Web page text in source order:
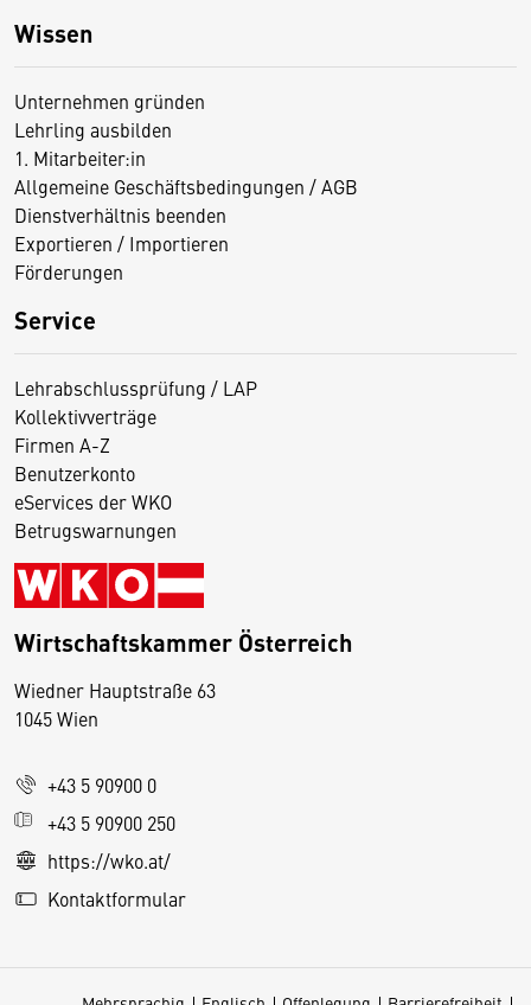
Wissen
Unternehmen gründen
Lehrling ausbilden
1. Mitarbeiter:in
Allgemeine Geschäftsbedingungen / AGB
Dienstverhältnis beenden
Exportieren / Importieren
Förderungen
Service
Lehrabschlussprüfung / LAP
Kollektivverträge
Firmen A-Z
Benutzerkonto
eServices der WKO
Betrugswarnungen
Wirtschaftskammer Österreich
Wiedner Hauptstraße 63
1045 Wien
+43 5 90900 0
+43 5 90900 250
https://wko.at/
Kontaktformular
D
s
e
S
e